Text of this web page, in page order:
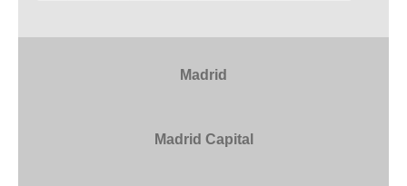
Madrid
Madrid Capital